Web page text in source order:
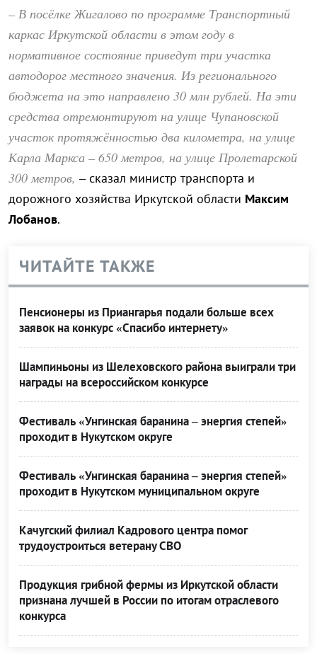
– В посёлке Жигалово по программе Транспортный
каркас Иркутской области в этом году в
нормативное состояние приведут три участка
автодорог местного значения. Из регионального
бюджета на это направлено 30 млн рублей. На эти
средства отремонтируют на улице Чупановской
участок протяжённостью два километра, на улице
Карла Маркса – 650 метров, на улице Пролетарской
300 метров, – сказал министр транспорта и
дорожного хозяйства Иркутской области Максим
Лобанов.
ЧИТАЙТЕ ТАКЖЕ
Пенсионеры из Приангарья подали больше всех
заявок на конкурс «Спасибо интернету»
Шампиньоны из Шелеховского района выиграли три
награды на всероссийском конкурсе
Фестиваль «Унгинская баранина – энергия степей»
проходит в Нукутском округе
Фестиваль «Унгинская баранина – энергия степей»
проходит в Нукутском муниципальном округе
Качугский филиал Кадрового центра помог
трудоустроиться ветерану СВО
Продукция грибной фермы из Иркутской области
признана лучшей в России по итогам отраслевого
конкурса